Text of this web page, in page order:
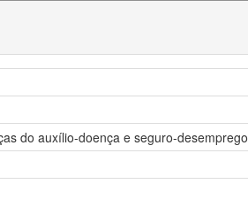
do auxílio-doença e seguro-desemprego